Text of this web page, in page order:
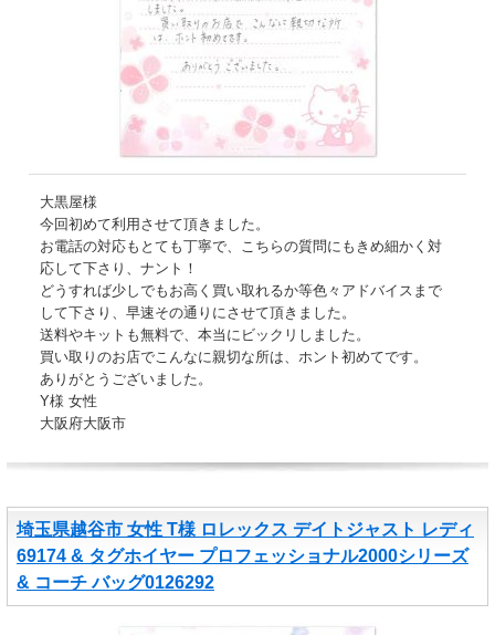
大黒屋様
今回初めて利用させて頂きました。
お電話の対応もとても丁寧で、こちらの質問にもきめ細かく対
応して下さり、ナント！
どうすれば少しでもお高く買い取れるか等色々アドバイスまで
して下さり、早速その通りにさせて頂きました。
送料やキットも無料で、本当にビックリしました。
買い取りのお店でこんなに親切な所は、ホント初めてです。
ありがとうございました。
Y様 女性
大阪府大阪市
埼玉県越谷市 女性 T様 ロレックス デイトジャスト レディ
69174 & タグホイヤー プロフェッショナル2000シリーズ
& コーチ バッグ0126292